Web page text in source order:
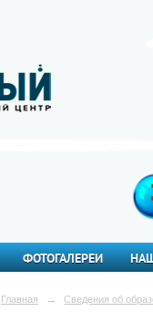
ФОТОГАЛЕРЕИ
Главная → Сведения об